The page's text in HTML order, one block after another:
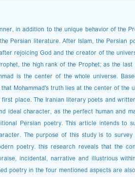
in addition to the unique behavior of the
Persian literature. After Islam, the Persian
rejoicing God and the creator of the
the high rank of the Prophet; as the
is the center of the whole universe.
Mohammad's truth lies at the center of the
place. The Iranian literary poets and
ideal character, as the perfect human and
Persian poetry. This article intends to
The purpose of this study is to
poetry. this research reveals that the
incidental, narrative and illustrious
poetry in the four mentioned aspects are